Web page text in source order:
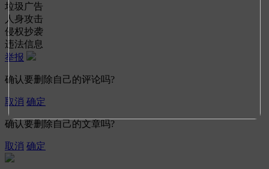
垃圾广告
人身攻击
侵权抄袭
违法信息
举报
确认要删除自己的评论吗?
取消 确定
确认要删除自己的文章吗?
取消 确定